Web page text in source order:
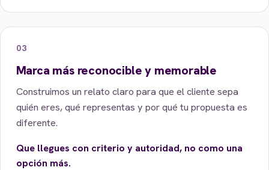
03
Marca más reconocible y memorable
Construimos un relato claro para que el cliente sepa
quién eres, qué representas y por qué tu propuesta es
diferente.
Que llegues con criterio y autoridad, no como una
opción más.